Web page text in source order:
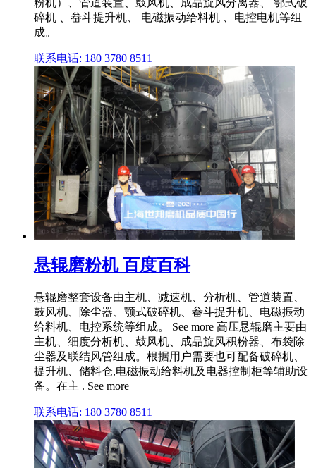
碎机 、畚斗提升机、 电磁振动给料机 、电控电机等组
成。
联系电话: 180 3780 8511
悬辊磨粉机 百度百科
悬辊磨整套设备由主机、减速机、分析机、管道装置、
鼓风机、除尘器、颚式破碎机、畚斗提升机、电磁振动
给料机、电控系统等组成。 See more 高压悬辊磨主要由
主机、细度分析机、鼓风机、成品旋风积粉器、布袋除
尘器及联结风管组成。根据用户需要也可配备破碎机、
提升机、储料仓,电磁振动给料机及电器控制柜等辅助设
备。在主 . See more
联系电话: 180 3780 8511